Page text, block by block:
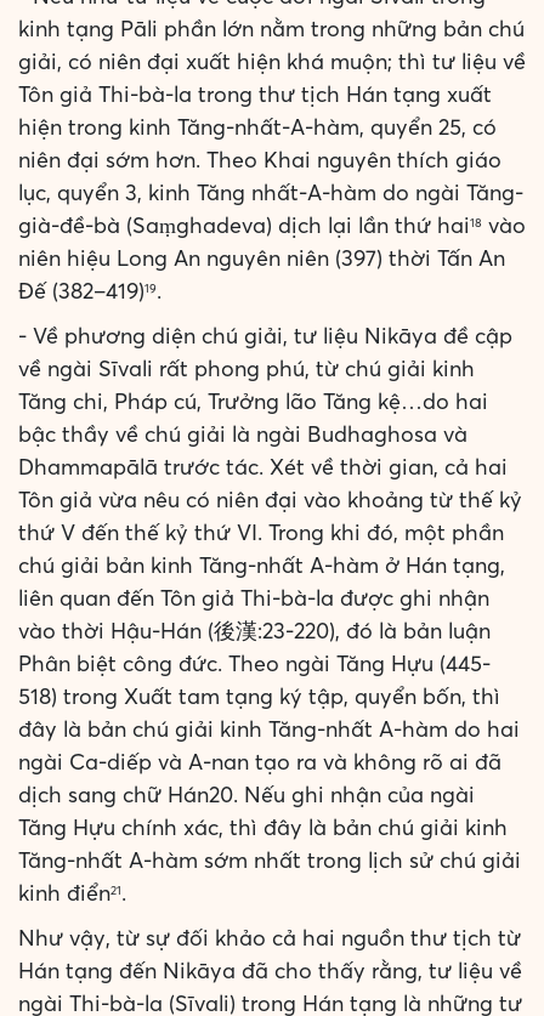
kinh tạng Pāli phần lớn nằm trong những bản chú
giải, có niên đại xuất hiện khá muộn; thì tư liệu về
Tôn giả Thi-bà-la trong thư tịch Hán tạng xuất
hiện trong kinh Tăng-nhất-A-hàm, quyển 25, có
niên đại sớm hơn. Theo Khai nguyên thích giáo
lục, quyển 3, kinh Tăng nhất-A-hàm do ngài Tăng-
già-đề-bà (Saṃghadeva) dịch lại lần thứ hai18 vào
niên hiệu Long An nguyên niên (397) thời Tấn An
Đế (382–419)19.
- Về phương diện chú giải, tư liệu Nikāya đề cập
về ngài Sīvali rất phong phú, từ chú giải kinh
Tăng chi, Pháp cú, Trưởng lão Tăng kệ…do hai
bậc thầy về chú giải là ngài Budhaghosa và
Dhammapālā trước tác. Xét về thời gian, cả hai
Tôn giả vừa nêu có niên đại vào khoảng từ thế kỷ
thứ V đến thế kỷ thứ VI. Trong khi đó, một phần
chú giải bản kinh Tăng-nhất A-hàm ở Hán tạng,
liên quan đến Tôn giả Thi-bà-la được ghi nhận
vào thời Hậu-Hán (後漢:23-220), đó là bản luận
Phân biệt công đức. Theo ngài Tăng Hựu (445-
518) trong Xuất tam tạng ký tập, quyển bốn, thì
đây là bản chú giải kinh Tăng-nhất A-hàm do hai
ngài Ca-diếp và A-nan tạo ra và không rõ ai đã
dịch sang chữ Hán20. Nếu ghi nhận của ngài
Tăng Hựu chính xác, thì đây là bản chú giải kinh
Tăng-nhất A-hàm sớm nhất trong lịch sử chú giải
kinh điển21.
Như vậy, từ sự đối khảo cả hai nguồn thư tịch từ
Hán tạng đến Nikāya đã cho thấy rằng, tư liệu về
ngài Thi-bà-la (Sīvali) trong Hán tạng là những tư